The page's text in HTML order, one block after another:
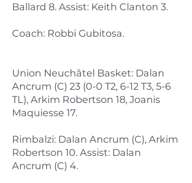
Ballard 8. Assist: Keith Clanton 3.
Coach: Robbi Gubitosa.
Union Neuchâtel Basket: Dalan
Ancrum (C) 23 (0-0 T2, 6-12 T3, 5-6
TL), Arkim Robertson 18, Joanis
Maquiesse 17.
Rimbalzi: Dalan Ancrum (C), Arkim
Robertson 10. Assist: Dalan
Ancrum (C) 4.